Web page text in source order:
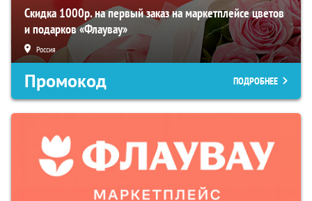
Скидка 1000р. на первый заказ на маркетплейсе цветов
и подарков «Флаувау»
Россия
Промокод ПОДРОБНЕЕ